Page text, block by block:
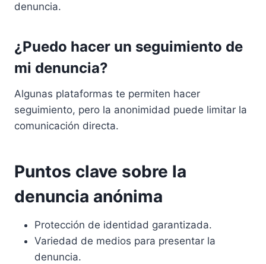
denuncia.
¿Puedo hacer un seguimiento de
mi denuncia?
Algunas plataformas te permiten hacer
seguimiento, pero la anonimidad puede limitar la
comunicación directa.
Puntos clave sobre la
denuncia anónima
Protección de identidad garantizada.
Variedad de medios para presentar la
denuncia.